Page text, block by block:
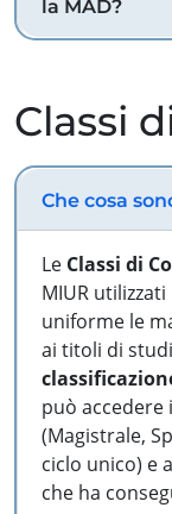
la MAD?
Classi
Che cosa
Le Classi di
MIUR
uniforme le
ai titoli di
può accedere
(Magistrale,
ciclo unico) e
che ha